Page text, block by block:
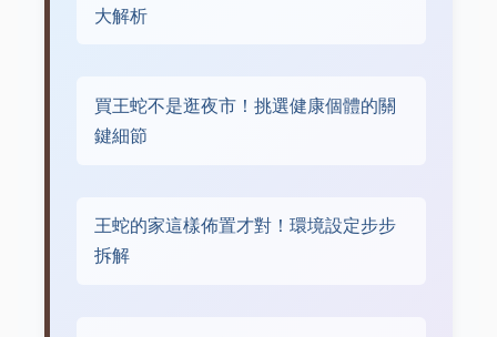
大解析
買王蛇不是逛夜市！挑選健康個體的關
鍵細節
王蛇的家這樣佈置才對！環境設定步步
拆解